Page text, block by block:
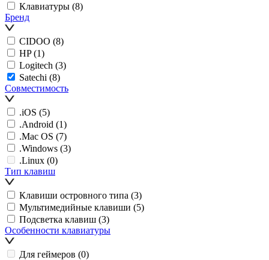
Клавиатуры (8)
Бренд
CIDOO (8)
HP (1)
Logitech (3)
Satechi (8)
Совместимость
.iOS (5)
.Android (1)
.Mac OS (7)
.Windows (3)
.Linux (0)
Тип клавиш
Клавиши островного типа (3)
Мультимедийные клавиши (5)
Подсветка клавиш (3)
Особенности клавиатуры
Для геймеров (0)